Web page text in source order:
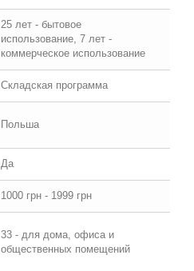
25 лет - бытовое
использование, 7 лет -
коммерческое использование
Складская программа
Польша
Да
1000 грн - 1999 грн
33 - для дома, офиса и
общественных помещений